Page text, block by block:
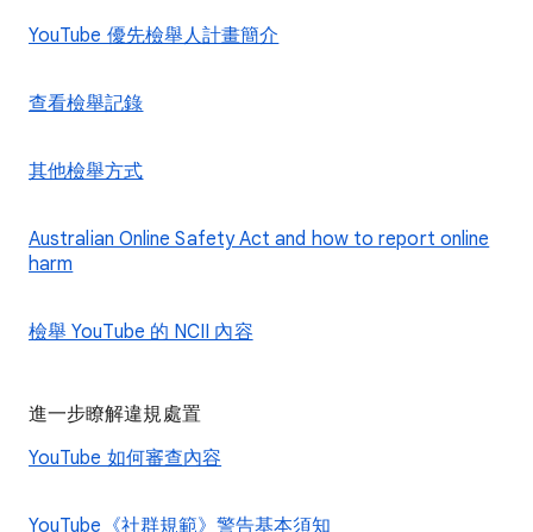
YouTube 優先檢舉人計畫簡介
查看檢舉記錄
其他檢舉方式
Australian Online Safety Act and how to report online
harm
檢舉 YouTube 的 NCII 內容
進一步瞭解違規處置
YouTube 如何審查內容
YouTube《社群規範》警告基本須知